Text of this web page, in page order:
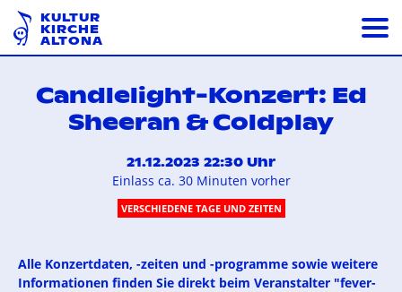
KULTUR
KIRCHE
ALTONA
Candlelight-Konzert: Ed
Sheeran & Coldplay
21.12.2023 22:30 Uhr
Einlass ca. 30 Minuten vorher
VERSCHIEDENE TAGE UND ZEITEN
Alle Konzertdaten, -zeiten und -programme sowie weitere
Informationen finden Sie direkt beim Veranstalter "fever-